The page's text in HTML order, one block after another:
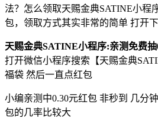
法？怎么领取天赐金典SATINE小程
包，领取方式其实非常的简单 打开下
天赐金典SATINE小程序:亲测免费
打开微信小程序搜索【天赐金典
福袋 然后一直点红包
小编亲测中0.30元红包 非秒到 几分
包的几率比较大